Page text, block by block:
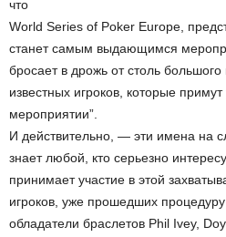
что
World Series of Poker Europe,
станет самым выдающимся
бросает в дрожь от столь
известных игроков, которые примут
мероприятии”.
И действительно, — эти имена на
знает любой, кто серьезно
принимает участие в этой
игроков, уже прошедших
обладатели браслетов Phil Ivey,